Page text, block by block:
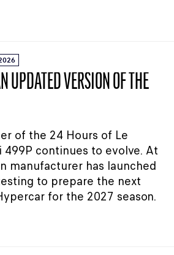
UPDATED VERSION OF THE
of the 24 Hours of Le
499P continues to evolve. At
manufacturer has launched
to prepare the next
for the 2027 season.